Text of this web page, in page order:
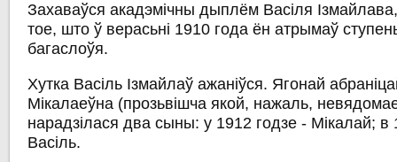
Захаваўся акадэмічны дыплём Васіля
тое, што ў верасьні 1910 года ён атрымаў
багаслоўя.
Хутка Васіль Ізмайлаў ажаніўся. Ягонай
Мікалаеўна (прозьвішча якой, нажаль,
нарадзілася два сыны: у 1912 годзе - Мікалай; в
Васіль.